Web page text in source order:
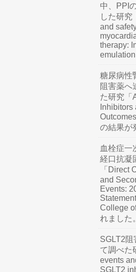
中、PPI
した研究
and
therapy:
糖尿病性
阻害薬へ
た研究「
の結果が
血栓症一
経口抗凝
「Direct
and
Events:
College
れました。
SGLT2
て調べた
events
SGLT2